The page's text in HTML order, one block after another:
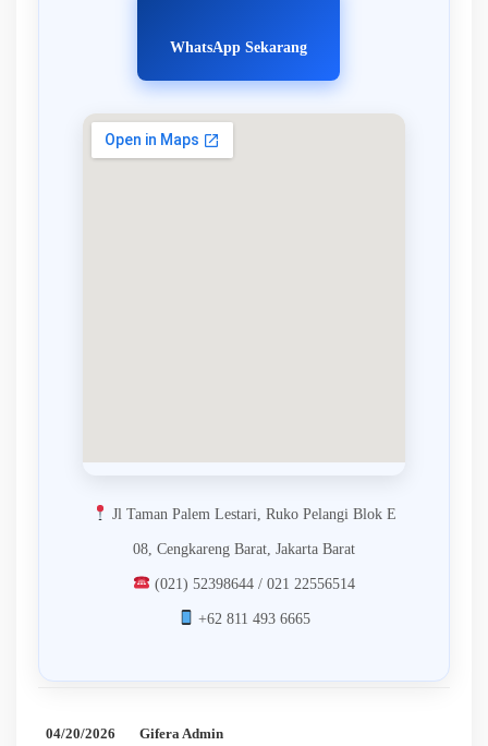
WhatsApp Sekarang
Jl Taman Palem Lestari, Ruko Pelangi Blok E
08, Cengkareng Barat, Jakarta Barat
(021) 52398644 / 021 22556514
+62 811 493 6665
04/20/2026
Gifera Admin